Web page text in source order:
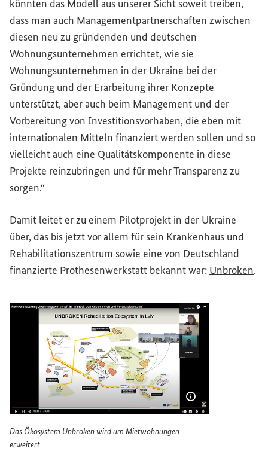
könnten das Modell aus unserer Sicht soweit treiben,
dass man auch Managementpartnerschaften zwischen
diesen neu zu gründenden und deutschen
Wohnungsunternehmen errichtet, wie sie
Wohnungsunternehmen in der Ukraine bei der
Gründung und der Erarbeitung ihrer Konzepte
unterstützt, aber auch beim Management und der
Vorbereitung von Investitionsvorhaben, die eben mit
internationalen Mitteln finanziert werden sollen und so
vielleicht auch eine Qualitätskomponente in diese
Projekte reinzubringen und für mehr Transparenz zu
sorgen.“
Damit leitet er zu einem Pilotprojekt in der Ukraine
über, das bis jetzt vor allem für sein Krankenhaus und
Rehabilitationszentrum sowie eine von Deutschland
finanzierte Prothesenwerkstatt bekannt war: Unbroken.
Das Ökosystem Unbrokenwird um Mietwohnungen
erweitert